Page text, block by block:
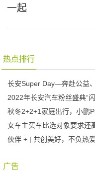
一起
热点排行
长安Super Day—奔赴公益
2022年长安汽车粉丝盛典“
秋冬2+2+1家庭出行，小鹏
女车主买车比选对象要求还
伙伴 + | 共创美好，不负热
广告